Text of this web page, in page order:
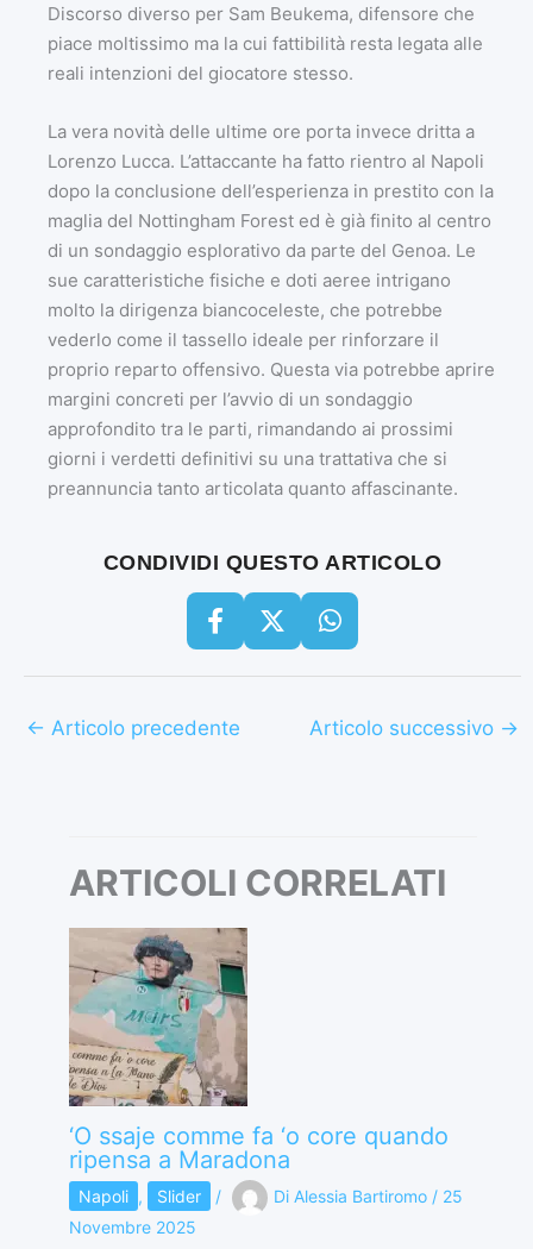
Discorso diverso per Sam Beukema, difensore che
piace moltissimo ma la cui fattibilità resta legata alle
reali intenzioni del giocatore stesso.
La vera novità delle ultime ore porta invece dritta a
Lorenzo Lucca. L’attaccante ha fatto rientro al Napoli
dopo la conclusione dell’esperienza in prestito con la
maglia del Nottingham Forest ed è già finito al centro
di un sondaggio esplorativo da parte del Genoa. Le
sue caratteristiche fisiche e doti aeree intrigano
molto la dirigenza biancoceleste, che potrebbe
vederlo come il tassello ideale per rinforzare il
proprio reparto offensivo. Questa via potrebbe aprire
margini concreti per l’avvio di un sondaggio
approfondito tra le parti, rimandando ai prossimi
giorni i verdetti definitivi su una trattativa che si
preannuncia tanto articolata quanto affascinante.
CONDIVIDI QUESTO ARTICOLO
← Articolo precedente Articolo successivo →
ARTICOLI CORRELATI
‘O ssaje comme fa ‘o core quando
ripensa a Maradona
Napoli , Slider / Di Alessia Bartiromo / 25
Novembre 2025